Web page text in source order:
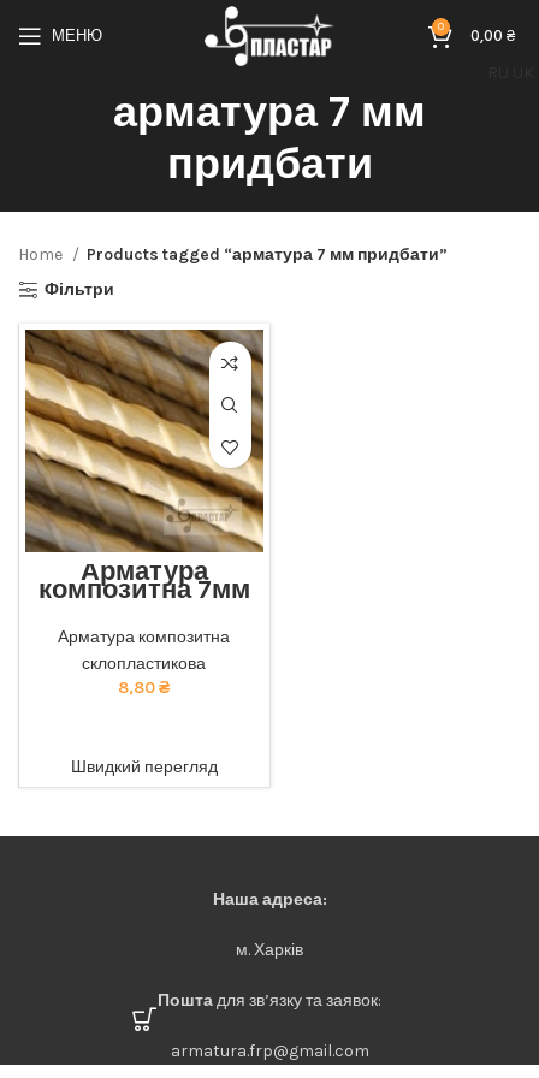
МЕНЮ 0 0,00₴
арматура 7 мм
придбати
Home
Products tagged “арматура 7 мм придбати”
Фільтри
Арматура
композитна 7мм
довговічність: наша
композитна арматура
забезпечує найкращу якість
за доступною ціною. тел
Арматура композитна
склопластикова
8,80₴
Швидкий перегляд
Наша адреса:
м. Харків
Поштадля зв’язку та заявок:
armatura.frp@gmail.com